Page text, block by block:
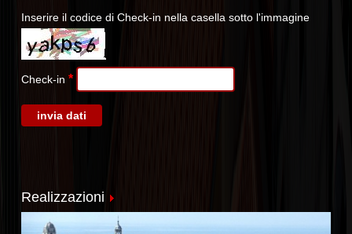
Inserire il codice di Check-in nella casella sotto l'immagine
Check-in *
Realizzazioni